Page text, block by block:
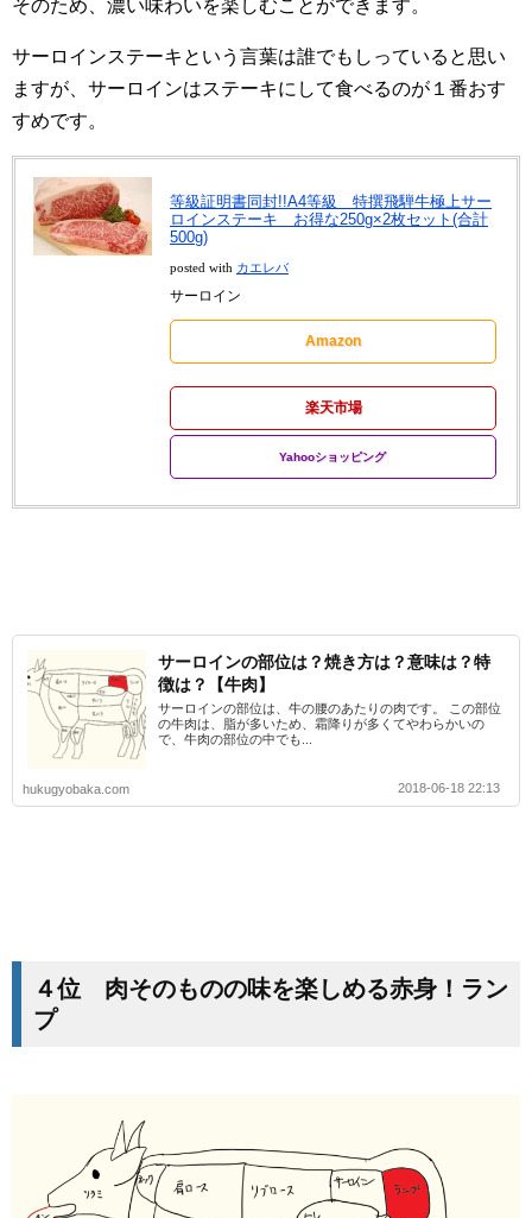
そのため、濃い味わいを楽しむことができます。
サーロインステーキという言葉は誰でもしっていると思い
ますが、サーロインはステーキにして食べるのが１番おす
すめです。
等級証明書同封!!A4等級 特撰飛騨牛極上サー
ロインステーキ お得な250g×2枚セット(合計
500g)
posted with カエレバ
サーロイン
Amazon
楽天市場
Yahooショッピング
サーロインの部位は？焼き方は？意味は？特
徴は？【牛肉】
サーロインの部位は、牛の腰のあたりの肉です。 この部位
の牛肉は、脂が多いため、霜降りが多くてやわらかいの
で、牛肉の部位の中でも...
hukugyobaka.com 2018-06-18 22:13
４位 肉そのものの味を楽しめる赤身！ラン
プ